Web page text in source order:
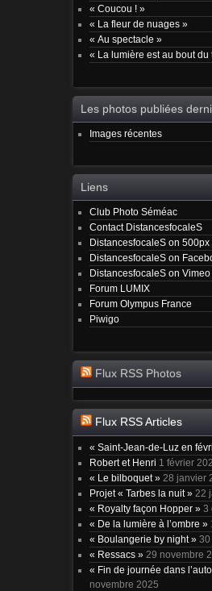
« Coucou ! »
« La fleur de nuages »
« Au spectacle »
« La lumière est au bout du
Les photos publiées
Images récentes
Liens
Club Photo Séméac
Contact DistancesfocaleS
DistancesfocaleS on 500px
DistancesfocaleS on
DistancesfocaleS on Vimeo
Forum LUMIX
Forum Olympus France
Piwigo
Flux RSS Photos
Flux RSS Articles
« Saint-Jean-de-Luz en
Robert et Henri 1 février
« Le bilboquet » 28 janvier
Projet « Tarbes la nuit » 22
« Royalty façon Hopper » 3
« De la lumière à l’ombre »
« Boulangerie by night » 30
« Ressacs » 29 novembre
« Fin de journée dans
novembre 2025